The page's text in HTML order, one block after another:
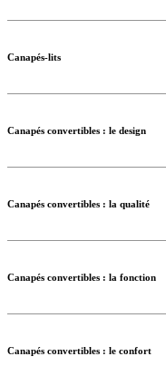
Canapés-lits
Canapés convertibles : le design
Canapés convertibles : la qualité
Canapés convertibles : la fonction
Canapés convertibles : le confort